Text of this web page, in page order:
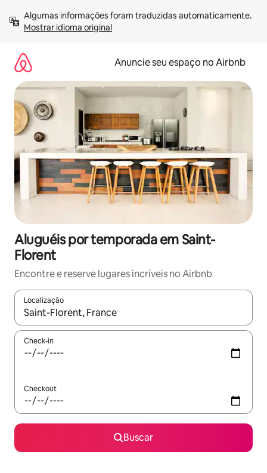
para
Mostrar idioma original
Anuncie seu espaço no Airbnb
Aluguéis por temporada em Saint-
Florent
Encontre e reserve lugares incríveis no Airbnb
Localização
Quando os resultados estiverem disponíveis, explore-os
Check-in
Checkout
Buscar